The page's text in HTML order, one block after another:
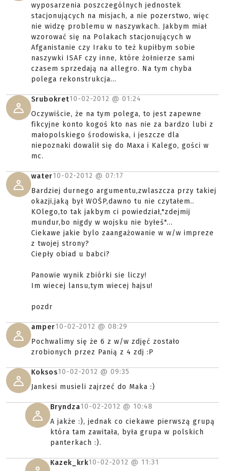
wyposarzenia poszczególnych jednostek
stacjonujących na misjach, a nie pozerstwo, więc
nie widzę problemu w naszywkach. Jakbym miał
wzorować się na Polakach stacjonujących w
Afganistanie czy Iraku to też kupiłbym sobie
naszywki ISAF czy inne, które żołnierze sami
czasem sprzedają na allegro. Na tym chyba
polega rekonstrukcja...
Srubokret10-02-2012 @ 01:24
Oczywiście, że na tym polega, to jest zapewne
fikcyjne konto kogoś kto nas nie za bardzo lubi z
małopolskiego środowiska, i jeszcze dla
niepoznaki dowalił się do Maxa i Kalego, gości w
mc.
water10-02-2012 @ 07:17
Bardziej durnego argumentu,zwlaszcza przy takiej
okazji,jaką był WOŚP,dawno tu nie czytałem..
KOlego,to tak jakbym ci powiedział,"zdejmij
mundur,bo nigdy w wojsku nie byłeś"...
Ciekawe jakie bylo zaangażowanie w w/w impreze
z twojej strony?
Ciepły obiad u babci?
Panowie wynik zbiórki sie liczy!
Im wiecej lansu,tym wiecej hajsu!
pozdr
amper10-02-2012 @ 08:29
Pochwalimy się że 6 z w/w zdjęć zostało
zrobionych przez Panią z 4 zdj :P
Koksos10-02-2012 @ 09:35
Jankesi musieli zajrzeć do Maka :)
Bryndza10-02-2012 @ 10:48
A jakże :), jednak co ciekawe pierwszą grupą
która tam zawitała, była grupa w polskich
panterkach :).
Kazek_krk10-02-2012 @ 11:31